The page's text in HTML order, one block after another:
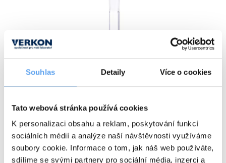
Souhlas Detaily Více o cookies
Tato webová stránka používá cookies
K personalizaci obsahu a reklam, poskytování funkcí
sociálních médií a analýze naší návštěvnosti využíváme
soubory cookie. Informace o tom, jak náš web používáte,
sdílíme se svými partnery pro sociální média, inzerci a
+5
objem: 10, 25, 50, 100 nebo 1000 ml
dlouhé úzké hrdlo s ryskou a normalizovaným zábrusem NZ